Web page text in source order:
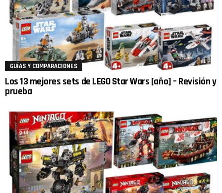
GUÍAS Y COMPARACIONES
Los 13 mejores sets de LEGO Star Wars [año] – Revisión y
prueba